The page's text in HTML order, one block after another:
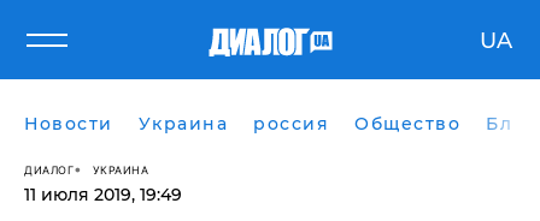
UA
Новости Украина россия Общество
ДИАЛОГ УКРАИНА
11 июля 2019, 19:49